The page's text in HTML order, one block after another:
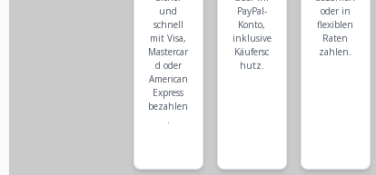
und
schnell
mit Visa,
Mastercar
d oder
American
Express
bezahlen
.
PayPal-
Konto,
inklusive
Käufersc
hutz.
oder in
flexiblen
Raten
zahlen.